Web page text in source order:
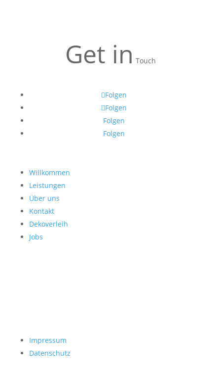
Get in Touch
Folgen
Folgen
Folgen
Folgen
Willkommen
Leistungen
Über uns
Kontakt
Dekoverleih
Jobs
Impressum
Datenschutz